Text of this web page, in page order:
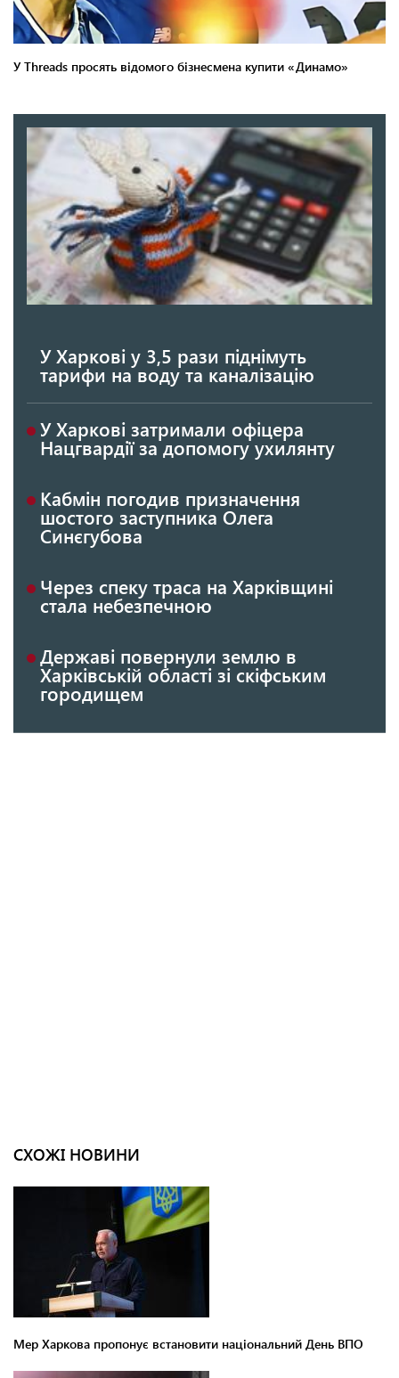
У Харкові у 3,5 рази піднімуть
тарифи на воду та каналізацію
У Харкові затримали офіцера
Нацгвардії за допомогу ухилянту
Кабмін погодив призначення
шостого заступника Олега
Синєгубова
Через спеку траса на Харківщині
стала небезпечною
Державі повернули землю в
Харківській області зі скіфським
городищем
СХОЖІ НОВИНИ
Мер Харкова пропонує встановити національний День ВПО